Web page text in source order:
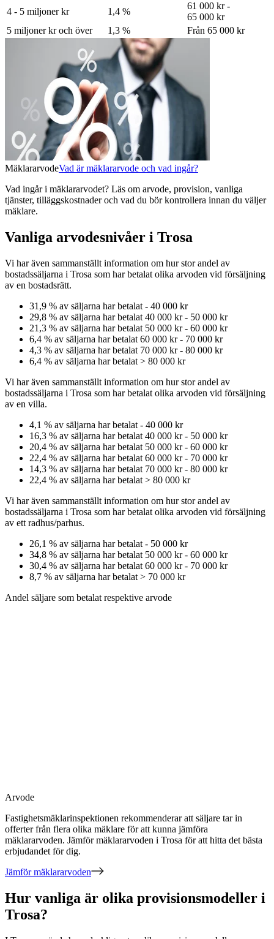
4 - 5 miljoner kr
1,4 %
61 000 kr -
65 000 kr
5 miljoner kr och över
1,3 % Från 65 000 kr
MäklararvodeVad är mäklararvode och vad ingår?
Vad ingår i mäklararvodet? Läs om arvode, provision, vanliga
tjänster, tilläggskostnader och vad du bör kontrollera innan du väljer
mäklare.
Vanliga arvodesnivåer i Trosa
Vi har även sammanställt information om hur stor andel av
bostadssäljarna i Trosa som har betalat olika arvoden vid försäljning
av en bostadsrätt.
31,9 % av säljarna har betalat - 40 000 kr
29,8 % av säljarna har betalat 40 000 kr- 50 000 kr
21,3 % av säljarna har betalat 50 000 kr- 60 000 kr
6,4 % av säljarna har betalat 60 000 kr- 70 000 kr
4,3 % av säljarna har betalat 70 000 kr- 80 000 kr
6,4 % av säljarna har betalat > 80 000 kr
Vi har även sammanställt information om hur stor andel av
bostadssäljarna i Trosa som har betalat olika arvoden vid försäljning
av en villa.
4,1 % av säljarna har betalat - 40 000 kr
16,3 % av säljarna har betalat 40 000 kr- 50 000 kr
20,4 % av säljarna har betalat 50 000 kr- 60 000 kr
22,4 % av säljarna har betalat 60 000 kr- 70 000 kr
14,3 % av säljarna har betalat 70 000 kr- 80 000 kr
22,4 % av säljarna har betalat > 80 000 kr
Vi har även sammanställt information om hur stor andel av
bostadssäljarna i Trosa som har betalat olika arvoden vid försäljning
av ett radhus/parhus.
26,1 % av säljarna har betalat - 50 000 kr
34,8 % av säljarna har betalat 50 000 kr- 60 000 kr
30,4 % av säljarna har betalat 60 000 kr- 70 000 kr
8,7 % av säljarna har betalat > 70 000 kr
Andel säljare som betalat respektive arvode
Arvode
Fastighetsmäklarinspektionen rekommenderar att säljare tar in
offerter från flera olika mäklare för att kunna jämföra
mäklararvoden. Jämför mäklararvoden i Trosa för att hitta det bästa
erbjudandet för dig.
Jämför mäklararvoden
Hur vanliga är olika provisionsmodeller i
Trosa?